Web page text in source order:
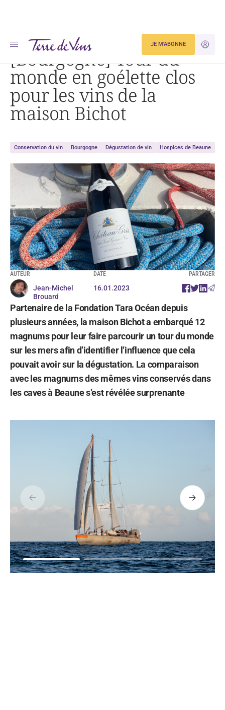
JE
JE M'ABONNE
Accueil [Bourgogne] Tour du monde en goélette clos pour les vins de la maison Bichot
[Bourgogne] Tour du
monde en goélette clos
pour les vins de la
maison Bichot
Conservation du vin Bourgogne Dégustation de vin Hospices de Beaune
AUTEUR
Jean-Michel
Brouard
DATE
16.01.2023
PARTAGER
Partenaire de la Fondation Tara Océan depuis
plusieurs années, la maison Bichot a embarqué 12
magnums pour leur faire parcourir un tour du monde
sur les mers afin d’identifier l’influence que cela
pouvait avoir sur la dégustation. La comparaison
avec les magnums des mêmes vins conservés dans
les caves à Beaune s’est révélée surprenante
Précédent Suivant